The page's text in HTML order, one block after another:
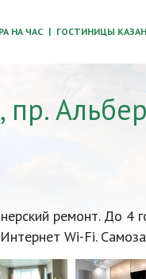
НА ЧАС ГОСТИНИЦЫ
пр.
ремонт. До 4
Wi-Fi.